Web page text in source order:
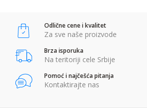
POŠALJI
Anti-spam zaštita - izračunajte koliko je 9 - 4 :
Odlične cene i kvalitet
Za sve naše proizvode
Brza isporuka
Na teritoriji cele Srbije
Pomoć i najčešća pitanja
Kontaktirajte nas